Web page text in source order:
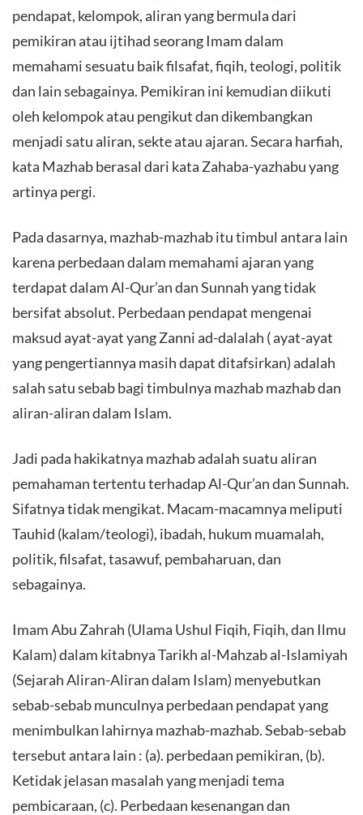
pendapat, kelompok, aliran yang bermula dari
pemikiran atau ijtihad seorang Imam dalam
memahami sesuatu baik filsafat, fiqih, teologi, politik
dan lain sebagainya. Pemikiran ini kemudian diikuti
oleh kelompok atau pengikut dan dikembangkan
menjadi satu aliran, sekte atau ajaran. Secara harfiah,
kata Mazhab berasal dari kata Zahaba-yazhabu yang
artinya pergi.
Pada dasarnya, mazhab-mazhab itu timbul antara lain
karena perbedaan dalam memahami ajaran yang
terdapat dalam Al-Qur’an dan Sunnah yang tidak
bersifat absolut. Perbedaan pendapat mengenai
maksud ayat-ayat yang Zanni ad-dalalah ( ayat-ayat
yang pengertiannya masih dapat ditafsirkan) adalah
salah satu sebab bagi timbulnya mazhab mazhab dan
aliran-aliran dalam Islam.
Jadi pada hakikatnya mazhab adalah suatu aliran
pemahaman tertentu terhadap Al-Qur’an dan Sunnah.
Sifatnya tidak mengikat. Macam-macamnya meliputi
Tauhid (kalam/teologi), ibadah, hukum muamalah,
politik, filsafat, tasawuf, pembaharuan, dan
sebagainya.
Imam Abu Zahrah (Ulama Ushul Fiqih, Fiqih, dan Ilmu
Kalam) dalam kitabnya Tarikh al-Mahzab al-Islamiyah
(Sejarah Aliran-Aliran dalam Islam) menyebutkan
sebab-sebab munculnya perbedaan pendapat yang
menimbulkan lahirnya mazhab-mazhab. Sebab-sebab
tersebut antara lain : (a). perbedaan pemikiran, (b).
Ketidak jelasan masalah yang menjadi tema
pembicaraan, (c). Perbedaan kesenangan dan